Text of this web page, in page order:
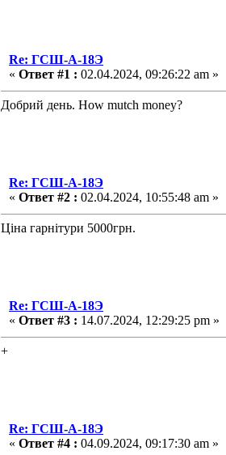
Re: ГСШ-А-18Э
« Ответ #1 : 02.04.2024, 09:26:22 am »
Добрий день. How mutch money?
Re: ГСШ-А-18Э
« Ответ #2 : 02.04.2024, 10:55:48 am »
Ціна гарнітури 5000грн.
Re: ГСШ-А-18Э
« Ответ #3 : 14.07.2024, 12:29:25 pm »
+
Re: ГСШ-А-18Э
« Ответ #4 : 04.09.2024, 09:17:30 am »